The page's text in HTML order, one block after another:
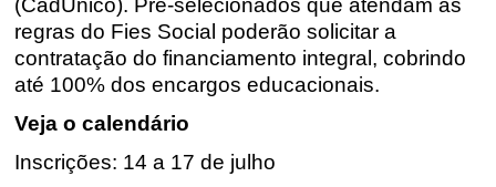
(CadÚnico). Pré-selecionados que atendam às
regras do Fies Social poderão solicitar a
contratação do financiamento integral, cobrindo
até 100% dos encargos educacionais.
Veja o calendário
Inscrições: 14 a 17 de julho